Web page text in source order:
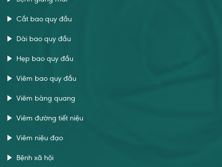
Cắt bao quy đầu
Dài bao quy đầu
Hẹp bao quy đầu
Viêm bao quy đầu
Viêm bàng quang
Viêm đường tiết niệu
Viêm niệu đạo
Bệnh xã hội